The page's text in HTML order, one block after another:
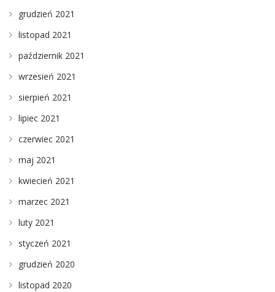
grudzień 2021
listopad 2021
październik 2021
wrzesień 2021
sierpień 2021
lipiec 2021
czerwiec 2021
maj 2021
kwiecień 2021
marzec 2021
luty 2021
styczeń 2021
grudzień 2020
listopad 2020